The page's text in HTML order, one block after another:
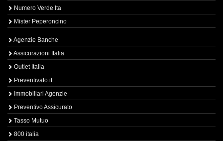
Numero Verde Ita
Mister Peperoncino
Agenzie Banche
Assicurazioni Italia
Outlet Italia
Preventivato.it
Immobiliari Agenzie
Preventivo Assicurato
Tasso Mutuo
800 italia